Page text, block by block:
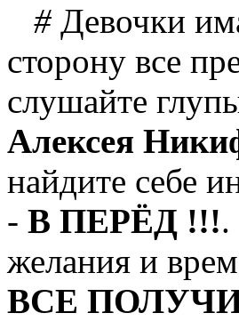
# Девочки
сторону все
слушайте
Алексея
найдите себе
- В ПЕРЁД !!!.
желания и
ВСЕ